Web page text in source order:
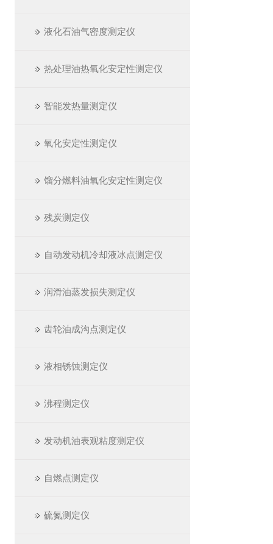
液化石油气密度测定仪
热处理油热氧化安定性测定仪
智能发热量测定仪
氧化安定性测定仪
馏分燃料油氧化安定性测定仪
残炭测定仪
自动发动机冷却液冰点测定仪
润滑油蒸发损失测定仪
齿轮油成沟点测定仪
液相锈蚀测定仪
沸程测定仪
发动机油表观粘度测定仪
自燃点测定仪
硫氮测定仪